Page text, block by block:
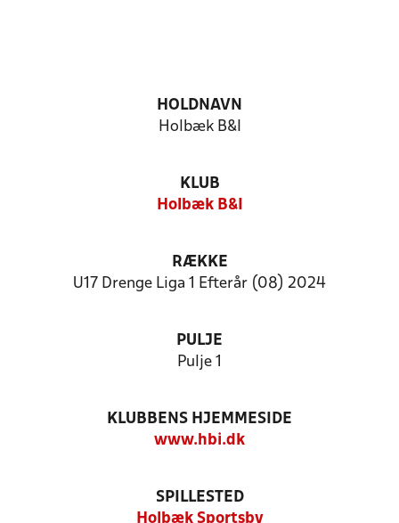
HOLDNAVN
Holbæk B&I
KLUB
Holbæk B&I
RÆKKE
U17 Drenge Liga 1 Efterår (08) 2024
PULJE
Pulje 1
KLUBBENS HJEMMESIDE
www.hbi.dk
SPILLESTED
Holbæk Sportsby